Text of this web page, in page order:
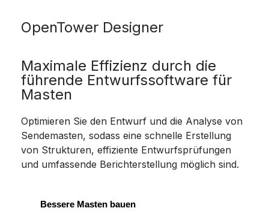
OpenTower Designer
Maximale Effizienz durch die
führende Entwurfssoftware für
Masten
Optimieren Sie den Entwurf und die Analyse von
Sendemasten, sodass eine schnelle Erstellung
von Strukturen, effiziente Entwurfsprüfungen
und umfassende Berichterstellung möglich sind.
Bessere Masten bauen